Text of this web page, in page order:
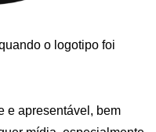
o logotipo foi
e apresentável, bem